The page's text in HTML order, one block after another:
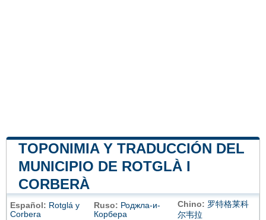
TOPONIMIA Y TRADUCCIÓN DEL
MUNICIPIO DE ROTGLÀ I
CORBERÀ
Español: Rotglá y
Corbera
Ruso: Роджла-и-
Корбера
Chino: 罗特格莱科
尔韦拉